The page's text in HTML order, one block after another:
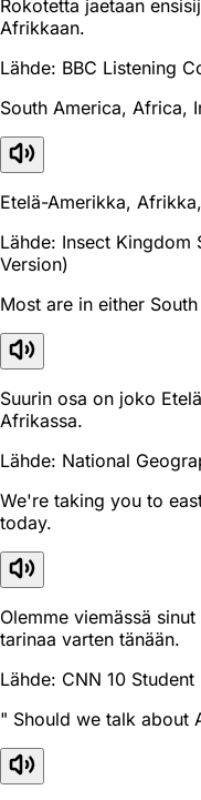
Rokotetta jaetaan
Afrikkaan.
Lähde: BBC Listening
South America, Africa,
Etelä-Amerikka,
Lähde: Insect Kingdom
Version)
Most are in either
Suurin osa on joko
Afrikassa.
Lähde: National
We're taking you to
today.
Olemme viemässä
tarinaa varten tänään.
Lähde: CNN 10
" Should we talk about